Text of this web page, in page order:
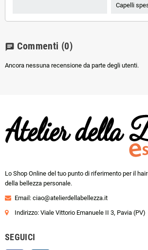
Capelli
chat Commenti (0)
Ancora nessuna recensione da parte degli utenti.
Lo Shop Online del tuo punto di riferimento per il
della bellezza personale.
Email: ciao@atelierdellabellezza.it
Indirizzo: Viale Vittorio Emanuele II 3, Pavia (PV)
SEGUICI